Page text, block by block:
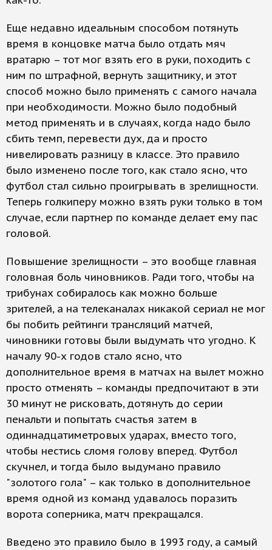
Еще недавно идеальным способом потянуть
время в концовке матча было отдать мяч
вратарю – тот мог взять его в руки, походить с
ним по штрафной, вернуть защитнику, и этот
способ можно было применять с самого начала
при необходимости. Можно было подобный
метод применять и в случаях, когда надо было
сбить темп, перевести дух, да и просто
нивелировать разницу в классе. Это правило
было изменено после того, как стало ясно, что
футбол стал сильно проигрывать в зрелищности.
Теперь голкиперу можно взять руки только в том
случае, если партнер по команде делает ему пас
головой.
Повышение зрелищности – это вообще главная
головная боль чиновников. Ради того, чтобы на
трибунах собиралось как можно больше
зрителей, а на телеканалах никакой сериал не мог
бы побить рейтинги трансляций матчей,
чиновники готовы были выдумать что угодно. К
началу 90-х годов стало ясно, что
дополнительное время в матчах на вылет можно
просто отменять – команды предпочитают в эти
30 минут не рисковать, дотянуть до серии
пенальти и попытать счастья затем в
одиннадцатиметровых ударах, вместо того,
чтобы нестись сломя голову вперед. Футбол
скучнел, и тогда было выдумано правило
"золотого гола" – как только в дополнительное
время одной из команд удавалось поразить
ворота соперника, матч прекращался.
Введено это правило было в 1993 году, а самый